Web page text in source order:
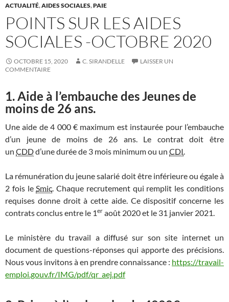
ACTUALITÉ,AIDES SOCIALES,PAIE
POINTS SUR LES AIDES
SOCIALES -OCTOBRE 2020
OCTOBRE 15, 2020 C. SIRANDELLE
LAISSER UN
COMMENTAIRE
1. Aide à l’embauche des Jeunes de
moins de 26 ans.
Une aide de 4 000 € maximum est instaurée pour l’embauche
d’un jeune de moins de 26 ans. Le contrat doit être
un CDDd’une durée de 3 mois minimum ou un CDI
La rémunération du jeune salarié doit être inférieure ou égale à
2 fois le Smic . Chaque recrutement qui remplit les conditions
requises donne droit à cette aide. Ce dispositif concerne les
contrats conclus entre le 1er août 2020 et le 31 janvier 2021.
Le ministère du travail a diffusé sur son site internet un
document de questions-réponses qui apporte des précisions.
Nous vous invitons à en prendre connaissance : https://travail-
emploi.gouv.fr/IMG/pdf/qr_aej.pdf